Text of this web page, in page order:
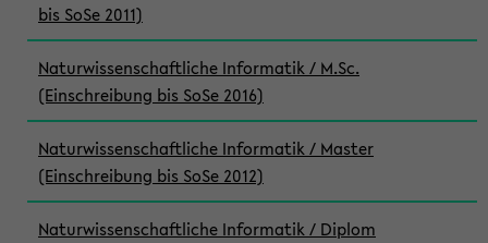
bis SoSe 2011)
Naturwissenschaftliche Informatik / M.Sc.
(Einschreibung bis SoSe 2016)
Naturwissenschaftliche Informatik / Master
(Einschreibung bis SoSe 2012)
Naturwissenschaftliche Informatik / Diplom